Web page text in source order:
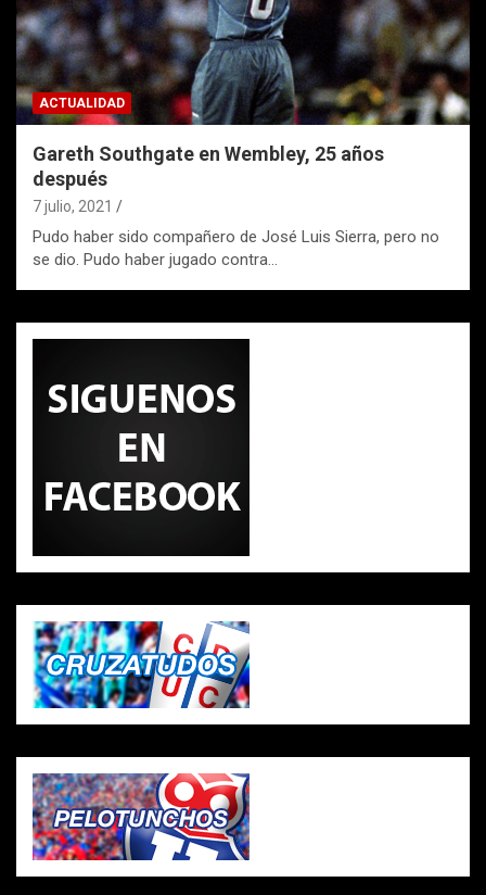
ACTUALIDAD
Gareth Southgate en Wembley, 25 años
después
7 julio, 2021
Pudo haber sido compañero de José Luis Sierra, pero no
se dio. Pudo haber jugado contra…